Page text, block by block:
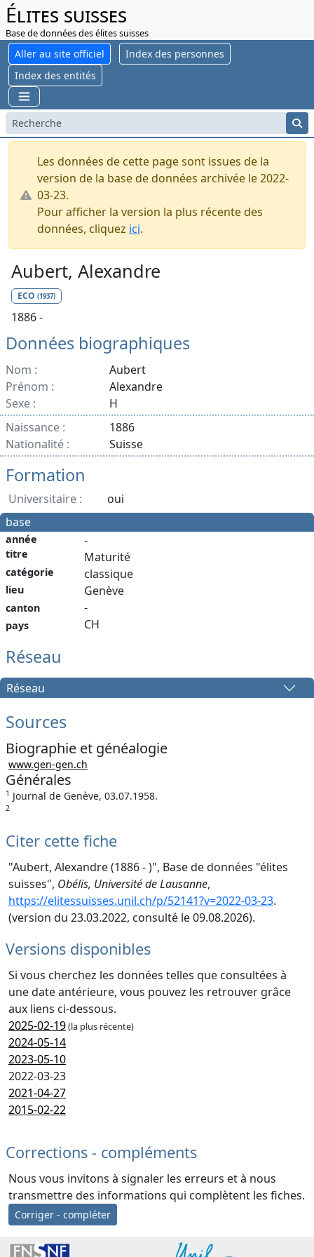
Élites suisses
Base de données des élites suisses
Aller au site officiel
Index des personnes
Index des entités
Les données de cette page sont issues de la
version de la base de données archivée le 2022-
03-23.
Pour afficher la version la plus récente des
données, cliquez ici.
Aubert, Alexandre
ECO (1937)
1886 -
Données biographiques
Nom :
Aubert
Prénom :
Alexandre
Sexe :
H
Naissance :
1886
Nationalité :
Suisse
Formation
Universitaire :
oui
base
année
titre
catégorie
lieu
canton
pays
-
Maturité
classique
Genève
-
CH
Réseau
Réseau
Sources
Biographie et généalogie
www.gen-gen.ch
Générales
1 Journal de Genève, 03.07.1958.
2
Citer cette fiche
"Aubert, Alexandre (1886 - )", Base de données "élites
suisses", Obélis, Université de Lausanne,
https://elitessuisses.unil.ch/p/52141?v=2022-03-23.
(version du 23.03.2022, consulté le 09.08.2026).
Versions disponibles
Si vous cherchez les données telles que consultées à
une date antérieure, vous pouvez les retrouver grâce
aux liens ci-dessous.
2025-02-19(la plus récente)
2024-05-14
2023-05-10
2022-03-23
2021-04-27
2015-02-22
Corrections - compléments
Nous vous invitons à signaler les erreurs et à nous
transmettre des informations qui complètent les fiches.
Corriger - compléter